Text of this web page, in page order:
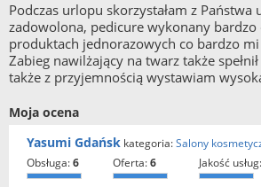
Podczas urlopu skorzystałam z Państwa
zadowolona, pedicure wykonany bardzo
produktach jednorazowych co bardzo
Zabieg nawilżający na twarz także
także z przyjemnością wystawiam
Moja ocena
Yasumi Gdańsk kategoria:Salony
obsługa:6 oferta:6 jakość usług: